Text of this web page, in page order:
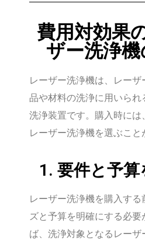
費用対効果
ザー洗浄
レーザー洗浄機は、レー
品や材料の洗浄に用いられ
洗浄装置です。購入時には
レーザー洗浄機を選ぶこと
1. 要件と予
レーザー洗浄機を購入す
ズと予算を明確にする必要
ば、洗浄対象となるレーザ